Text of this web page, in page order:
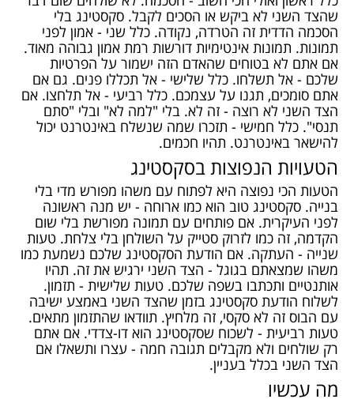
שהצד השני לא ביקש או הסכים לקבל. סקסטינג בלי
הסכמה הדדית זה הטרדה, נקודה. כלל שני - אמון לפני
תמונות. תמונות אינטימיות דורשות רמת אמון גבוהה מאוד.
אם אתם לא בטוחים שהאדם הזה ישמור על הפרטיות
שלכם - אל תשלחו. כלל שלישי - אל תכללו פנים. גם אם
אתם סומכים, תגנו על עצמכם. כלל רביעי - אל תלחצו. אם
הצד השני לא רוצה - זה לא. בלי "למה לא" ובלי "סתם
תנסי". כלל חמישי - תזכרו שמה שנשלח באינטרנט יכול
להישאר באינטרנט. תהיו חכמים.
הטעויות הנפוצות בסקסטינג
הטעות הכי נפוצה היא לפתוח עם משהו מפורש מדי בלי
בנייה. סקסטינג טוב הוא כמו ארוחה - יש מנה ראשונה
לפני העיקרית. אם פותחים עם תמונה מפורשת בלי שום
הקדמה, זה כמו לזרוק סטייק על השולחן בלי צלחת. טעות
שנייה - העתקה. אם הודעת הסקסטינג שלכם נשמעת כמו
משהו שמצאתם בגוגל - הצד השני ירגיש את זה. תהיו
אותנטיים ותכתבו בשפה שלכם. טעות שלישית - תזמון.
לשלוח הודעת סקסטינג בזמן שהצד השני באמצע ישיבה
עם הבוס זה לא סקסי, זה מלחיץ. תוודאו שהתזמון מתאים.
טעות רביעית - לשכוח שסקסטינג הוא דו-צדדי. אם אתם
רק שולחים ולא מקבלים תגובה חמה - עצרו ותשאלו אם
הצד השני בכלל בעניין.
מה עכשיו